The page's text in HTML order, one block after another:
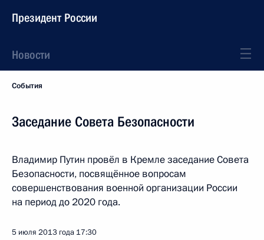
Президент России
Новости
События
Заседание Совета Безопасности
Владимир Путин провёл в Кремле заседание Совета
Безопасности, посвящённое вопросам
совершенствования военной организации России
на период до 2020 года.
5 июля 2013 года 17:30